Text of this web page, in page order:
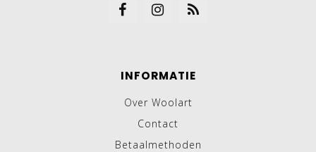
INFORMATIE
Over Woolart
Contact
Betaalmethoden